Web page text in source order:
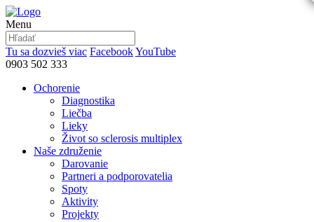
Menu
Tu sa dozvieš viac FacebookYouTube
0903 502 333
Ochorenie
Diagnostika
Liečba
Lieky
Život so sclerosis multiplex
Naše združenie
Darovanie
Partneri a podporovatelia
Spoty
Aktivity
Projekty